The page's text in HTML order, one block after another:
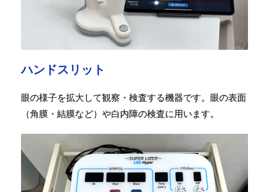
ハンドスリット
眼の様子を拡大して観察・検査する機器です。眼の表面
（角膜・結膜など）や白内障の検査に用います。